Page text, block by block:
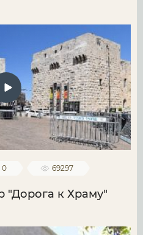
0 69297
"Дорога к Храму"